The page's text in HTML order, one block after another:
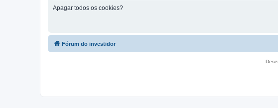
Apagar todos os cookies?
Fórum do investidor